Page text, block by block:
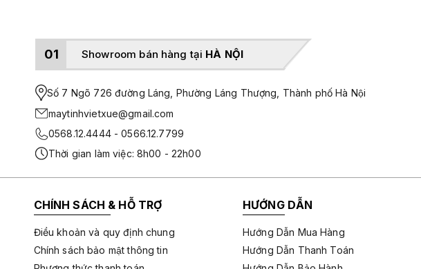
01 Showroom bán hàng tại HÀ NỘI
Số 7 Ngõ 726 đường Láng, Phường Láng Thượng, Thành phố Hà Nội
maytinhvietxue@gmail.com
0568.12.4444 - 0566.12.7799
Thời gian làm việc: 8h00 - 22h00
CHÍNH SÁCH & HỖ TRỢ
Điều khoản và quy định chung
Chính sách bảo mật thông tin
HƯỚNG DẪN
Hướng Dẫn Mua Hàng
Hướng Dẫn Thanh Toán